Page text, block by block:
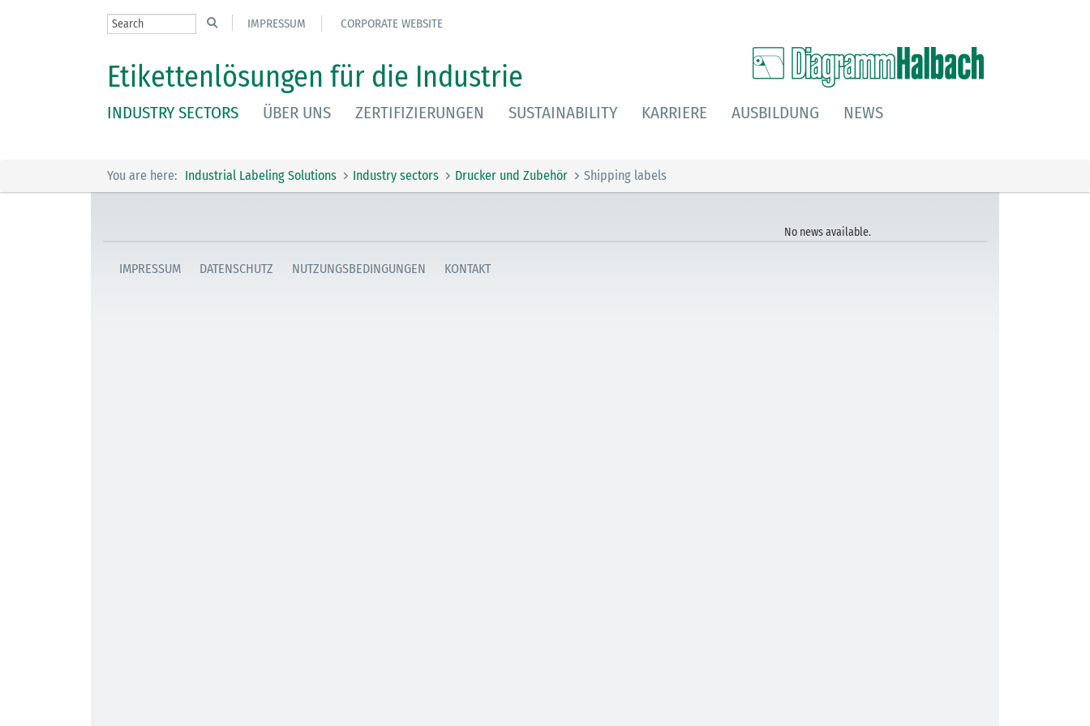
IMPRESSUM CORPORATE WEBSITE
Etikettenlösungen für die Industrie
INDUSTRY SECTORS ÜBER UNS ZERTIFIZIERUNGEN SUSTAINABILITY KARRIERE AUSBILDUNG NEWS
You are here: Industrial Labeling Solutions Industry sectors Drucker und Zubehör Shipping labels
No news available.
IMPRESSUM DATENSCHUTZ NUTZUNGSBEDINGUNGEN KONTAKT